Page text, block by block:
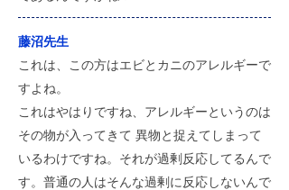
藤沼先生
これは、この方はエビとカニのアレルギーで
すよね。
これはやはりですね、アレルギーというのは
その物が入ってきて 異物と捉えてしまって
いるわけですね。それが過剰反応してるんで
す。普通の人はそんな過剰に反応しないんで